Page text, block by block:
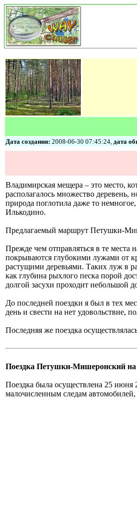
Дата создания: 2008-06-30 07:45:24, дата
Владимирская мещера – это место,
располагалось множество деревень,
природа поглотила даже то
Илькодино.
Предлагаемый маршрут Петушки-
Прежде чем отправляться в те места
покрываются глубокими лужами от
растущими деревьями. Таких луж в
как глубина рыхлого песка порой
долгой засухи проходит небольшой
До последней поездки я был в тех
день и свести на нет удовольствие,
Последняя же поездка
Поездка Петушки-Мишеронский на
Поездка была осуществлена 25
малочисленным следам